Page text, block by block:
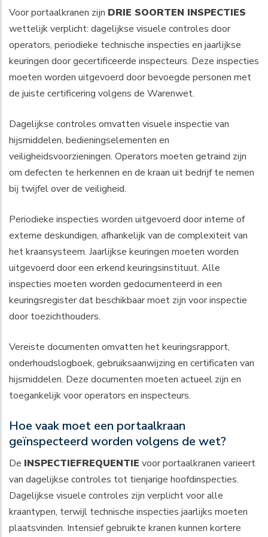
Voor portaalkranen zijn DRIE SOORTEN INSPECTIES
wettelijk verplicht: dagelijkse visuele controles door
operators, periodieke technische inspecties en jaarlijkse
keuringen door gecertificeerde inspecteurs. Deze inspecties
moeten worden uitgevoerd door bevoegde personen met
de juiste certificering volgens de Warenwet.
Dagelijkse controles omvatten visuele inspectie van
hijsmiddelen, bedieningselementen en
veiligheidsvoorzieningen. Operators moeten getraind zijn
om defecten te herkennen en de kraan uit bedrijf te nemen
bij twijfel over de veiligheid.
Periodieke inspecties worden uitgevoerd door interne of
externe deskundigen, afhankelijk van de complexiteit van
het kraansysteem. Jaarlijkse keuringen moeten worden
uitgevoerd door een erkend keuringsinstituut. Alle
inspecties moeten worden gedocumenteerd in een
keuringsregister dat beschikbaar moet zijn voor inspectie
door toezichthouders.
Vereiste documenten omvatten het keuringsrapport,
onderhoudslogboek, gebruiksaanwijzing en certificaten van
hijsmiddelen. Deze documenten moeten actueel zijn en
toegankelijk voor operators en inspecteurs.
Hoe vaak moet een portaalkraan
geïnspecteerd worden volgens de wet?
De INSPECTIEFREQUENTIE voor portaalkranen varieert
van dagelijkse controles tot tienjarige hoofdinspecties.
Dagelijkse visuele controles zijn verplicht voor alle
kraantypen, terwijl technische inspecties jaarlijks moeten
plaatsvinden. Intensief gebruikte kranen kunnen kortere